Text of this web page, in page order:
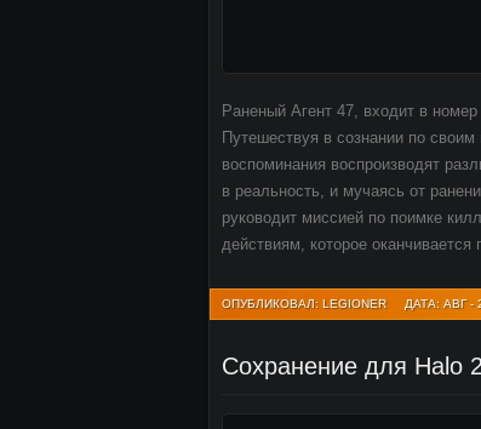
Раненый Агент 47, входит в номер
Путешествуя в сознании по
воспоминания воспроизводят
в реальность, и мучаясь от
руководит миссией по поимке
действиям, которое
ОПУБЛИКОВАЛ: LEGIONER ДАТА: АВГ -
Сохранение для Halo 2